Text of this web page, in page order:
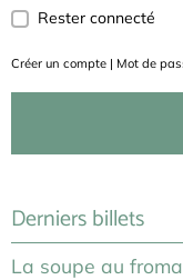
Rester connecté
Créer un compte | Mot de
Derniers billets
La soupe au